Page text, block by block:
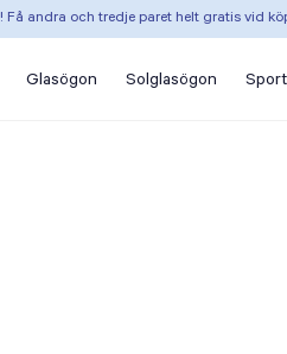
Få andra och tredje paret helt gratis vid
Glasögon Solglasögon